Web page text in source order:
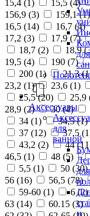
для
Аксессуары
для
ванной
для
и
15,4 (1 ) 15,5 (4)
156,9 (3) 159,1 (1
16,5 (14) 16,7 (4)
17,2 (3) 17,9 (7)
18,7 (2) 18,9 (
19,5 (4) 190 (7)
200 (1) 21,3 (1
23,2 (1) 23,6 (1)
25,5 (20) 25,9
28,9 (2) 30 (4)
34 (1) 34,5 (1)
37 (12) 37,5 (1
43,2 (2) 44 (11
46,5 (1) 48 (5)
5,5 (1) 50 (30)
56 (16) 56,5 (78)
59-60 (1) 6 (2)
63 (14) 60.15 (3)